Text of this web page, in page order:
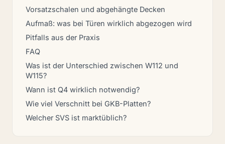
Vorsatzschalen und abgehängte Decken
Aufmaß: was bei Türen wirklich abgezogen wird
Pitfalls aus der Praxis
FAQ
Was ist der Unterschied zwischen W112 und
W115?
Wann ist Q4 wirklich notwendig?
Wie viel Verschnitt bei GKB-Platten?
Welcher SVS ist marktüblich?